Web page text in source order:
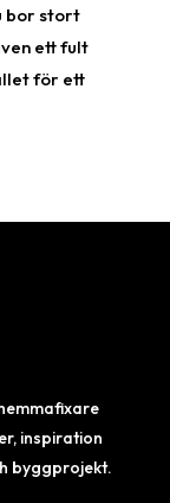
bor stort
ett fult
för ett
inspiration
byggprojekt.